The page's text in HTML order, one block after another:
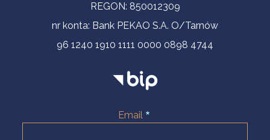
REGON: 850012309
nr konta: Bank PEKAO S.A. O/Tarnów
96 1240 1910 1111 0000 0898 4744
Email